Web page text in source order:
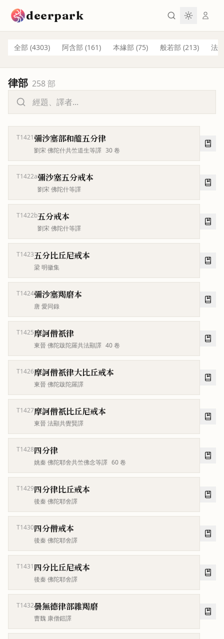
deerpark
全部 (4303) 阿含部 (161) 本緣部 (75) 般若部 (213) 法
律部 258部
T1421彌沙塞部和醯五分律
劉宋 佛陀什共竺道生等譯 30卷
T1422a彌沙塞五分戒本
劉宋 佛陀什等譯
T1422b五分戒本
劉宋 佛陀什等譯
T1423五分比丘尼戒本
梁 明徽集
T1424彌沙塞羯磨本
唐 愛同錄
T1425摩訶僧祇律
東晉 佛陀跋陀羅共法顯譯 40卷
T1426摩訶僧祇律大比丘戒本
東晉 佛陀跋陀羅譯
T1427摩訶僧祇比丘尼戒本
東晉 法顯共覺賢譯
T1428四分律
姚秦 佛陀耶舍共竺佛念等譯 60卷
T1429四分律比丘戒本
後秦 佛陀耶舍譯
T1430四分僧戒本
後秦 佛陀耶舍譯
T1431四分比丘尼戒本
後秦 佛陀耶舍譯
T1432曇無德律部雜羯磨
曹魏 康僧鎧譯